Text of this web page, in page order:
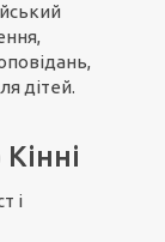
дітей.
і